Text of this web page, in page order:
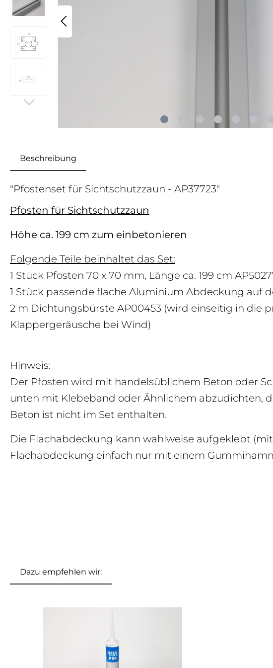
Beschreibung
"Pfostenset für Sichtschutzzaun - AP37723"
Pfosten für Sichtschutzzaun
Höhe ca. 199 cm zum einbetonieren
Folgende Teile beinhaltet das Set:
1 Stück Pfosten 70 x 70 mm, Länge ca. 199 cm
1 Stück passende flache Aluminium Abdeckung auf
2 m Dichtungsbürste AP00453 (wird einseitig in die
Klappergeräusche bei Wind)
Hinweis:
Der Pfosten wird mit handelsüblichem Beton oder
unten mit Klebeband oder Ähnlichem abzudichten,
Beton ist nicht im Set enthalten.
Die Flachabdeckung kann wahlweise aufgeklebt
Flachabdeckung einfach nur mit einem
Dazu empfehlen wir: